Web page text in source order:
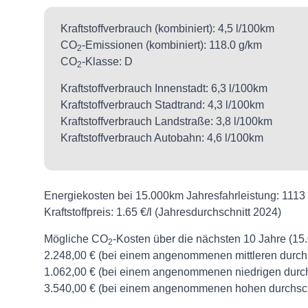
Kraftstoffverbrauch (kombiniert): 4,5 l/100km
CO2-Emissionen (kombiniert): 118.0 g/km
CO2-Klasse: D
Kraftstoffverbrauch Innenstadt: 6,3 l/100km
Kraftstoffverbrauch Stadtrand: 4,3 l/100km
Kraftstoffverbrauch Landstraße: 3,8 l/100km
Kraftstoffverbrauch Autobahn: 4,6 l/100km
Energiekosten bei 15.000km Jahresfahrleistung:
Kraftstoffpreis: 1.65 €/l (Jahresdurchschnitt 2024)
Mögliche CO2-Kosten über die nächsten 10 Jahre
2.248,00 € (bei einem angenommenen mittleren
1.062,00 € (bei einem angenommenen niedrigen
3.540,00 € (bei einem angenommenen hohen